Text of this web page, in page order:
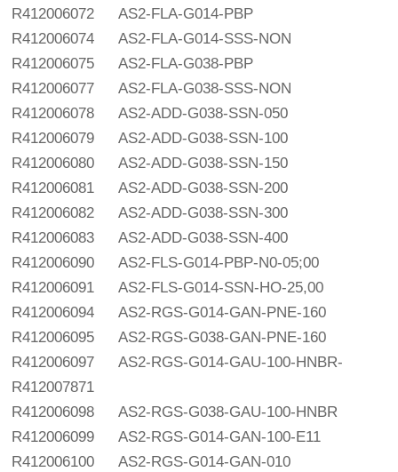
R412006072
AS2-FLA-G014-PBP
R412006074
AS2-FLA-G014-SSS-NON
R412006075
AS2-FLA-G038-PBP
R412006077
AS2-FLA-G038-SSS-NON
R412006078
AS2-ADD-G038-SSN-050
R412006079
AS2-ADD-G038-SSN-100
R412006080
AS2-ADD-G038-SSN-150
R412006081
AS2-ADD-G038-SSN-200
R412006082
AS2-ADD-G038-SSN-300
R412006083
AS2-ADD-G038-SSN-400
R412006090
AS2-FLS-G014-PBP-N0-05;00
R412006091
AS2-FLS-G014-SSN-HO-25,00
R412006094
AS2-RGS-G014-GAN-PNE-160
R412006095
AS2-RGS-G038-GAN-PNE-160
R412006097
AS2-RGS-G014-GAU-100-HNBR-
R412007871
R412006098
AS2-RGS-G038-GAU-100-HNBR
R412006099
AS2-RGS-G014-GAN-100-E11
R412006100
AS2-RGS-G014-GAN-010